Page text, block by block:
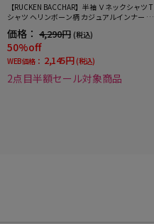
【RUCKEN BACCHAR】半袖 Ｖネックシャツ T
シャツ ヘリンボーン柄 カジュアルインナー 春
価格： 4,290円 (税込)
50%off
WEB価格： 2,145円 (税込)
2点目半額セール対象商品